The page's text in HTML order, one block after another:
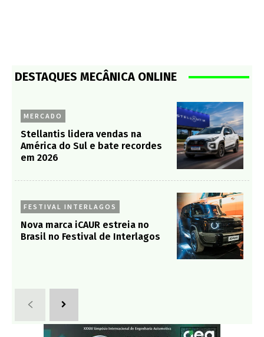
DESTAQUES MECÂNICA ONLINE
MERCADO
Stellantis lidera vendas na
América do Sul e bate recordes
em 2026
FESTIVAL INTERLAGOS
Nova marca iCAUR estreia no
Brasil no Festival de Interlagos